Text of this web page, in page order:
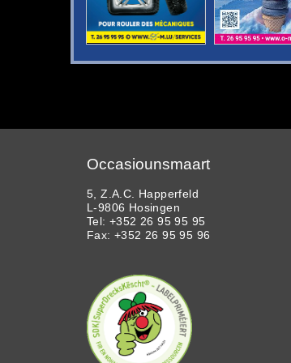
Occasiounsmaart
5, Z.A.C. Happerfeld
L-9806 Hosingen
Tel: +352 26 95 95 95
Fax: +352 26 95 95 96